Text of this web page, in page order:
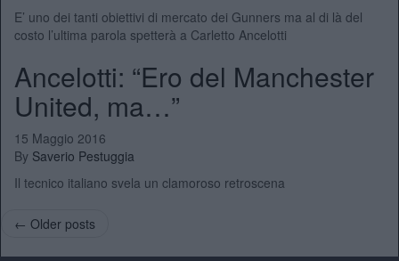
E’ uno dei tanti obiettivi di mercato dei Gunners ma al di là del
costo l’ultima parola spetterà a Carletto Ancelotti
Ancelotti: “Ero del Manchester
United, ma…”
15 Maggio 2016
By Saverio Pestuggia
Il tecnico italiano svela un clamoroso retroscena
← Older posts